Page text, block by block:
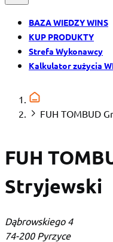
BAZA WIEDZY WINS
KUP PRODUKTY
Strefa Wykonawcy
Kalkulator zużycia
FUH TOMBUD
FUH
Stryjewski
Dąbrowskiego 4
74-200 Pyrzyce